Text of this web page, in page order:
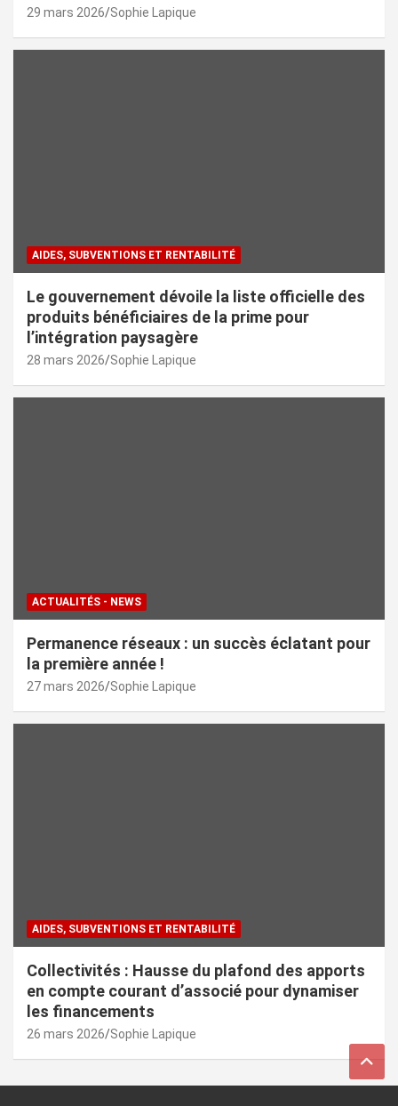
29 mars 2026 Sophie Lapique
AIDES, SUBVENTIONS ET RENTABILITÉ
Le gouvernement dévoile la liste officielle des
produits bénéficiaires de la prime pour
l’intégration paysagère
28 mars 2026 Sophie Lapique
ACTUALITÉS - NEWS
Permanence réseaux : un succès éclatant pour
la première année !
27 mars 2026 Sophie Lapique
AIDES, SUBVENTIONS ET RENTABILITÉ
Collectivités : Hausse du plafond des apports
en compte courant d’associé pour dynamiser
les financements
26 mars 2026 Sophie Lapique